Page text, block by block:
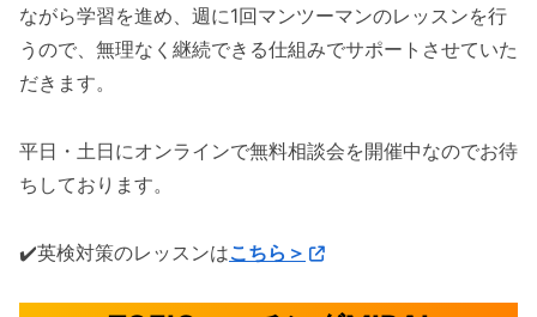
ながら学習を進め、週に1回マンツーマンのレッスンを行
うので、無理なく継続できる仕組みでサポートさせていた
だきます。
平日・土日にオンラインで無料相談会を開催中なのでお待
ちしております。
✔️英検対策のレッスンはこちら＞